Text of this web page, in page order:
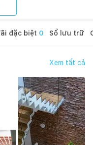
đặc biệt 0 Sổ lưu trữ
Xem tất cả